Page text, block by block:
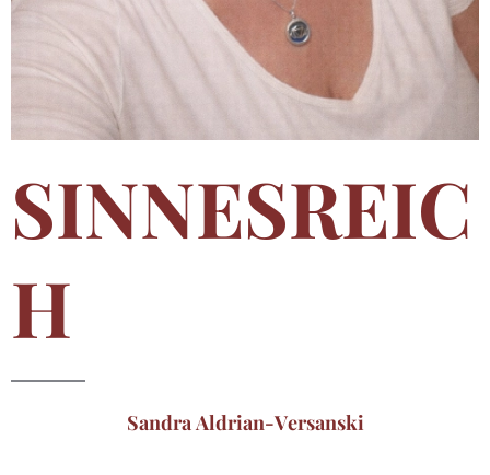
SINNESREIC
H
Sandra Aldrian-Versanski